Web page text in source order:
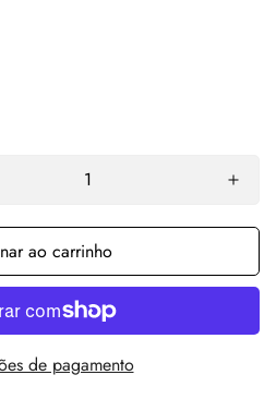
ao carrinho
de pagamento